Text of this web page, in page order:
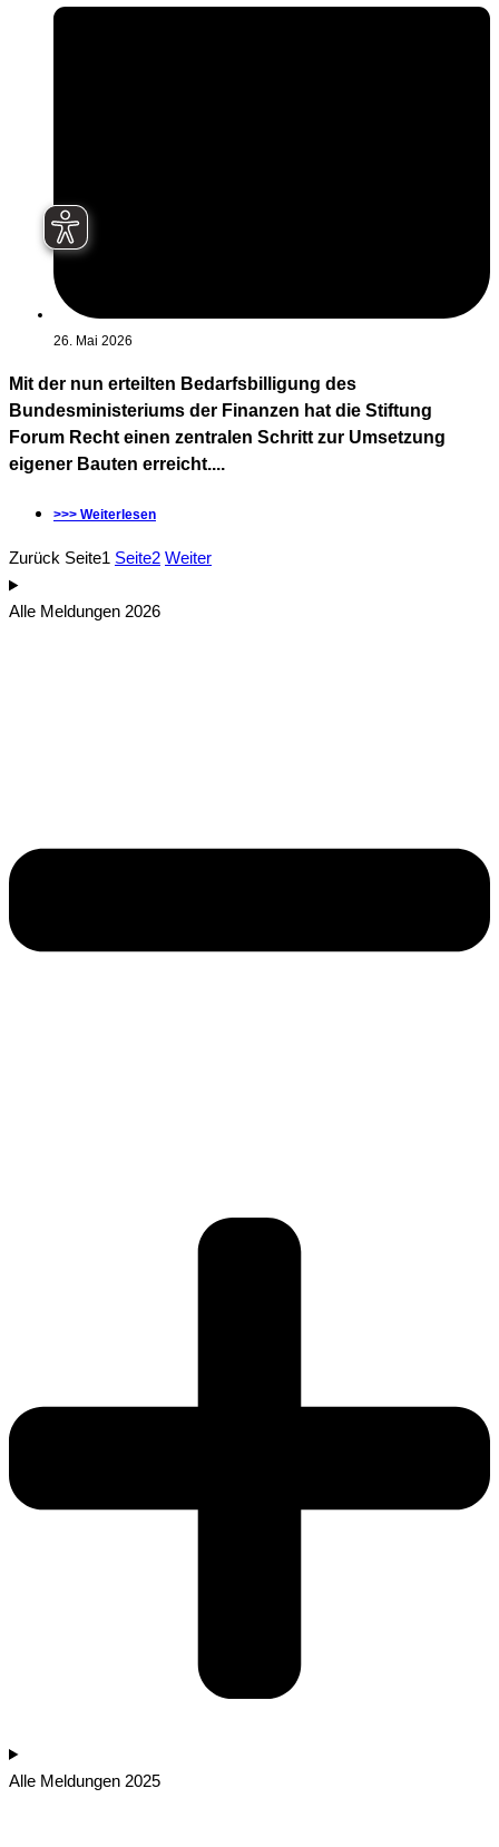
26. Mai 2026
Mit der nun erteilten Bedarfsbilligung des
Bundesministeriums der Finanzen hat die Stiftung
Forum Recht einen zentralen Schritt zur Umsetzung
eigener Bauten erreicht....
>>> Weiterlesen
Zurück Seite1 Seite2 Weiter
Alle Meldungen 2026
Alle Meldungen 2025